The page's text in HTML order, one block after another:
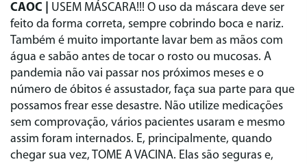
CAOC | USEM MÁSCARA!!! O uso da máscara deve ser
feito da forma correta, sempre cobrindo boca e nariz.
Também é muito importante lavar bem as mãos com
água e sabão antes de tocar o rosto ou mucosas. A
pandemia não vai passar nos próximos meses e o
número de óbitos é assustador, faça sua parte para que
possamos frear esse desastre. Não utilize medicações
sem comprovação, vários pacientes usaram e mesmo
assim foram internados. E, principalmente, quando
chegar sua vez, TOME A VACINA. Elas são seguras e,